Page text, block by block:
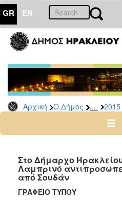
GR EN
Αρχική Ο Δήμος ... 2015
ΔΗΜΟΣ
Δελτία
Τύπου
Αρχείο
2026
2024
2022
Στο Δήμαρχο
Λαμπρινό
από Σουδάν
ΓΡΑΦΕΙΟ